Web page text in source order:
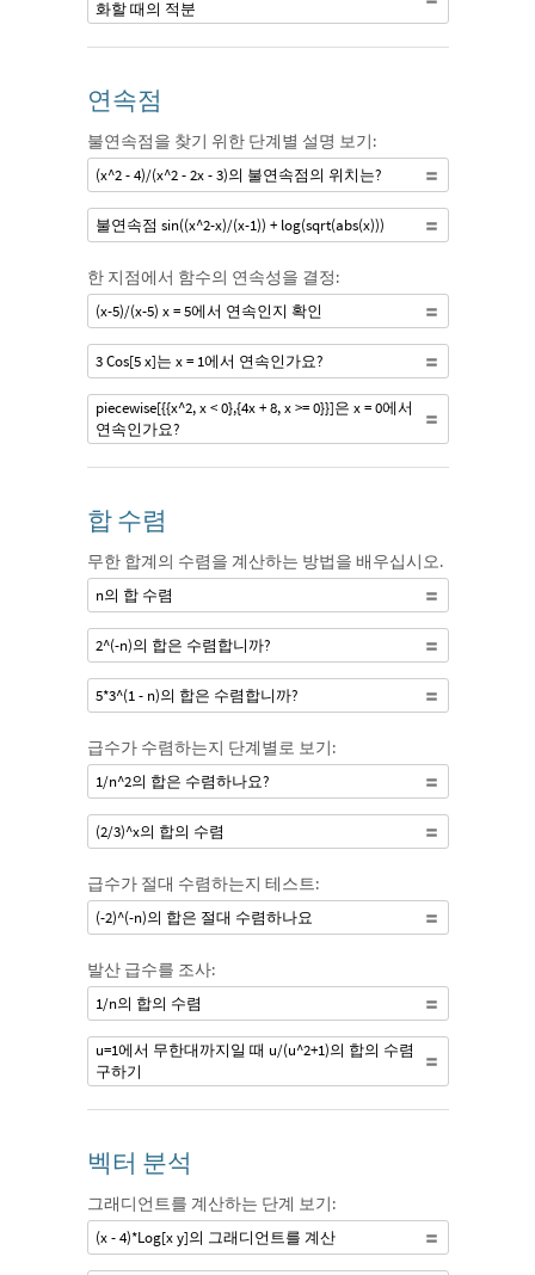
화할 때의 적분
연속점
불연속점을 찾기 위한 단계별 설명 보기:
(x^2 - 4)/(x^2 - 2x - 3)의 불연속점의 위치는?
불연속점 sin((x^2-x)/(x-1)) + log(sqrt(abs(x)))
한 지점에서 함수의 연속성을 결정:
(x-5)/(x-5) x = 5에서 연속인지 확인
3 Cos[5 x]는 x = 1에서 연속인가요?
piecewise[{{x^2, x < 0},{4x + 8, x >= 0}}]은 x = 0에서
연속인가요?
합 수렴
무한 합계의 수렴을 계산하는 방법을 배우십시오.
n의 합 수렴
2^(-n)의 합은 수렴합니까?
5*3^(1 - n)의 합은 수렴합니까?
급수가 수렴하는지 단계별로 보기:
1/n^2의 합은 수렴하나요?
(2/3)^x의 합의 수렴
급수가 절대 수렴하는지 테스트:
(-2)^(-n)의 합은 절대 수렴하나요
발산 급수를 조사:
1/n의 합의 수렴
u=1에서 무한대까지일 때 u/(u^2+1)의 합의 수렴
구하기
벡터 분석
그래디언트를 계산하는 단계 보기:
(x - 4)*Log[x y]의 그래디언트를 계산